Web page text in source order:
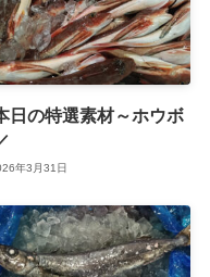
日の特選素材～ホウボ
年3月31日